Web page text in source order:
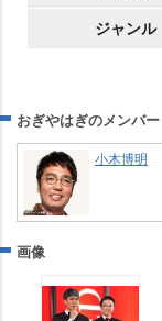
ジャンル
おぎやはぎのメンバー
小木博明
画像